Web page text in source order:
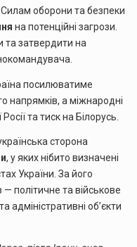
оборони та безпеки
на потенційні загрози.
та затвердити на
посилюватиме
напрямків, а міжнародні
та тиск на Білорусь.
сторона
, у яких нібито визначені
України. За його
— політичне та військове
адміністративні об’єкти